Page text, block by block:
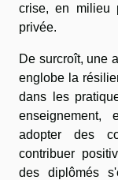
crise, en milieu
privée.
De surcroît, une
englobe la
dans les
adopter des
contribuer
des diplômés